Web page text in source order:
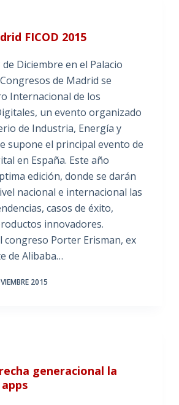
FICOD 2015
de Diciembre en el Palacio
de Madrid se
Internacional de los
un evento organizado
de Industria, Energía y
supone el principal evento de
en España. Este año
edición, donde se darán
nacional e internacional las
casos de éxito,
innovadores.
congreso Porter Erisman, ex
de Alibaba…
2015
generacional la